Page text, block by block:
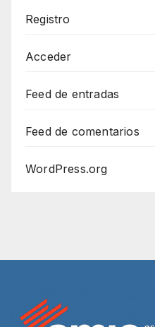
Registro
Acceder
Feed de entradas
Feed de comentarios
WordPress.org